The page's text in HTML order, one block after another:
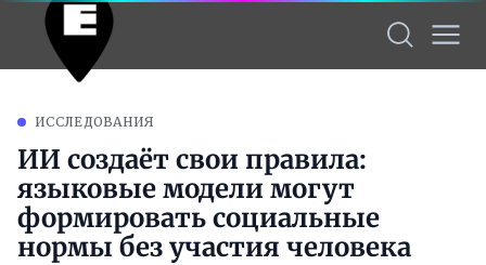
ИССЛЕДОВАНИЯ
ИИ создаёт свои правила:
языковые модели могут
формировать социальные
нормы без участия человека